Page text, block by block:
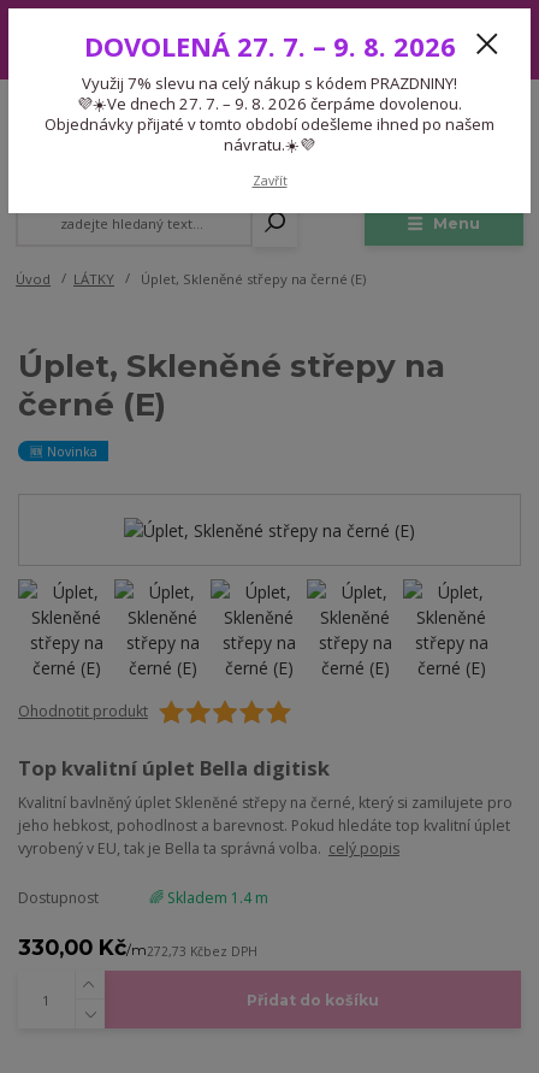
7. – 9. 8. 2026 čerpáme dovolenou. Objednávky přijaté v tomto období
odešleme ihned po našem návratu.☀️💜
Menu
CZK
Expedice 775 866 913
Po-Čt 9-15:30 Pá 9-14:30 Pauza 13-13:45
Úvod LÁTKY Úplet, Skleněné střepy na černé (E)
Úplet, Skleněné střepy na
černé (E)
🆕 Novinka
Ohodnotit produkt
Top kvalitní úplet Bella digitisk
Kvalitní bavlněný úplet Skleněné střepy na černé, který si zamilujete pro
jeho hebkost, pohodlnost a barevnost. Pokud hledáte top kvalitní úplet
vyrobený v EU, tak je Bella ta správná volba. celý popis
Dostupnost 🌈 Skladem 1.4 m
330,00 Kč/m272,73 Kčbez DPH
Přidat do košíku
DOVOLENÁ 27. 7. – 9. 8. 2026
Využij 7% slevu na celý nákup s kódem PRAZDNINY!
💜☀️Ve dnech 27. 7. – 9. 8. 2026 čerpáme dovolenou.
Objednávky přijaté v tomto období odešleme ihned po našem
návratu.☀️💜
Zavřít